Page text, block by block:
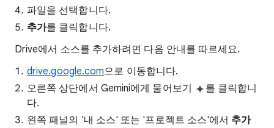
파일을 선택합니다.
추가를 클릭합니다.
Drive에서 소스를 추가하려면 다음 안내를 따르세요.
drive.google.com으로 이동합니다.
오른쪽 상단에서 Gemini에게 물어보기
를 클릭합니
다.
왼쪽 패널의 '내 소스' 또는 '프로젝트 소스'에서 추가